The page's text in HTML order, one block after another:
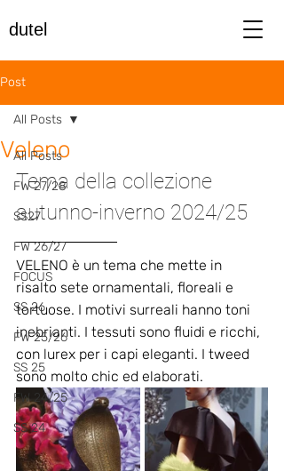
dutel
Post
All Posts
FW 27/28
SS27
FW 26/27
FOCUS
SS 26
FW 25/26
SS 25
FW 24/25
SS 24
All Posts
Veleno
Tema della collezione
autunno-inverno 2024/25
VELENO è un tema che mette in
risalto sete ornamentali, floreali e
tortuose. I motivi surreali hanno toni
inebrianti. I tessuti sono fluidi e ricchi,
con lurex per i capi eleganti. I tweed
sono molto chic ed elaborati.